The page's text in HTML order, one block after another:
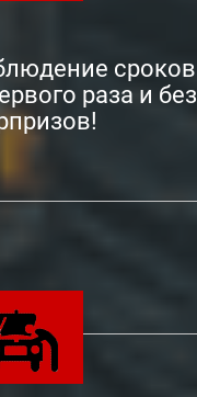
сроков
раза и без